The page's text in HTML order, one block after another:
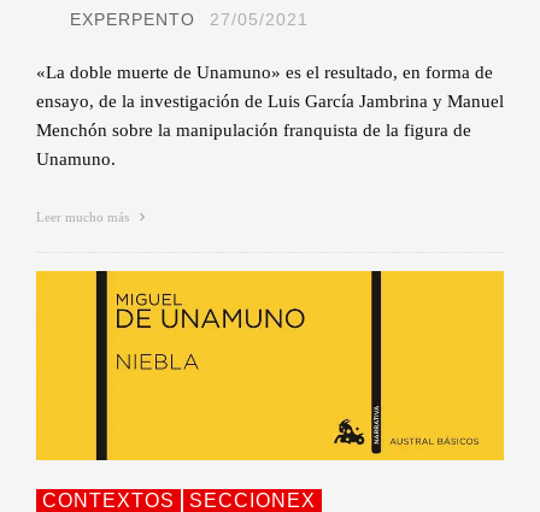
EXPERPENTO 27/05/2021
«La doble muerte de Unamuno» es el resultado, en forma de
ensayo, de la investigación de Luis García Jambrina y Manuel
Menchón sobre la manipulación franquista de la figura de
Unamuno.
Leer mucho más
CONTEXTOS SECCIONEX